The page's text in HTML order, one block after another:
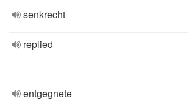
senkrecht
replied
entgegnete